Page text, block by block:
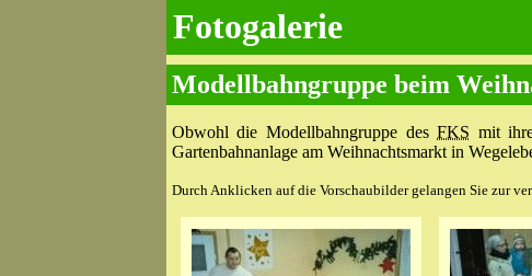
Fotogalerie
Modellbahngruppe beim
Obwohl die Modellbahngruppe desFKS mit
Gartenbahnanlage am Weihnachtsmarkt in
Durch Anklicken auf die Vorschaubilder gelangen Sie zur